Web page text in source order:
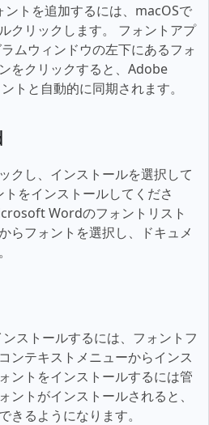
トを追加するには、macOSで
クリックします。 フォントアプ
ムウィンドウの左下にあるフォ
をクリックすると、Adobe
トと自動的に同期されます。
クし、インストールを選択して
をインストールしてくださ
Wordのフォントリスト
らフォントを選択し、ドキュメ
ストールするには、フォントフ
ンテキストメニューからインス
ントをインストールするには管
ントがインストールされると、
きるようになります。